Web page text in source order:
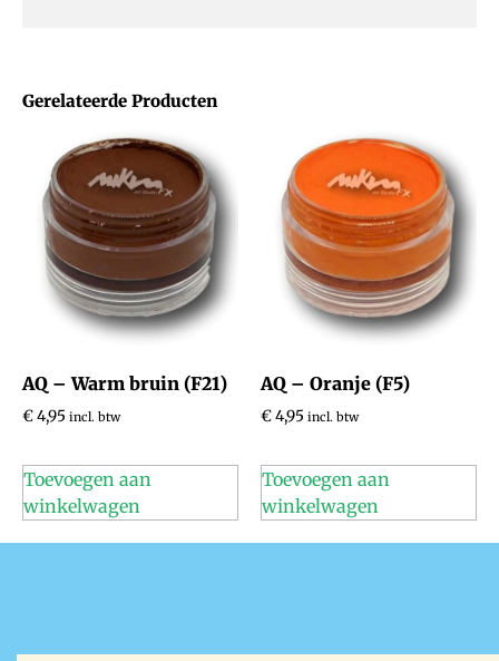
Gerelateerde Producten
AQ – Warm bruin (F21)
€4,95 incl. btw
Toevoegen aan
winkelwagen
AQ – Oranje (F5)
€4,95 incl. btw
Toevoegen aan
winkelwagen